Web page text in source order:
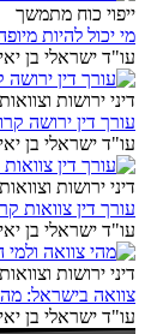
ייפוי כוח מתמשך
מי יכול להיות
עו"ד ישראלי בן
דיני ירושות וצוואות
עורך דין ירושה
עו"ד ישראלי בן
דיני ירושות וצוואות
עורך דין צוואות
עו"ד ישראלי בן
דיני ירושות וצוואות
צוואה בישראל:
עו"ד ישראלי בן